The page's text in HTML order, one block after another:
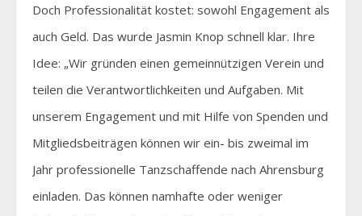
Doch Professionalität kostet: sowohl Engagement als
auch Geld. Das wurde Jasmin Knop schnell klar. Ihre
Idee: „Wir gründen einen gemeinnützigen Verein und
teilen die Verantwortlichkeiten und Aufgaben. Mit
unserem Engagement und mit Hilfe von Spenden und
Mitgliedsbeiträgen können wir ein- bis zweimal im
Jahr professionelle Tanzschaffende nach Ahrensburg
einladen. Das können namhafte oder weniger